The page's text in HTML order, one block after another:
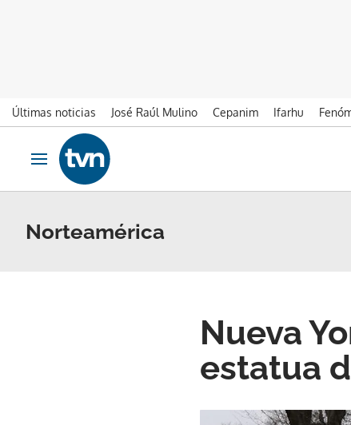
Últimas noticias José Raúl Mulino Cepanim Ifarhu
Ir al contenido
Obrir navegació
Norteamérica
Nueva
estatua